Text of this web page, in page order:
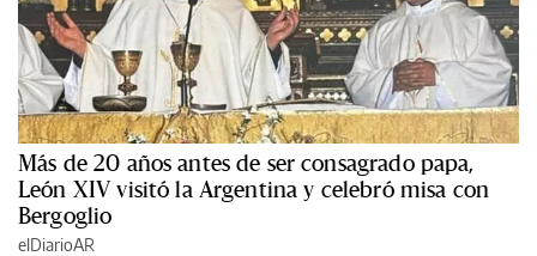
Más de 20 años antes de ser consagrado papa,
León XIV visitó la Argentina y celebró misa con
Bergoglio
elDiarioAR